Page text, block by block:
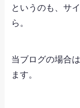
というのも、サ
ら。
当ブログの場合
ます。